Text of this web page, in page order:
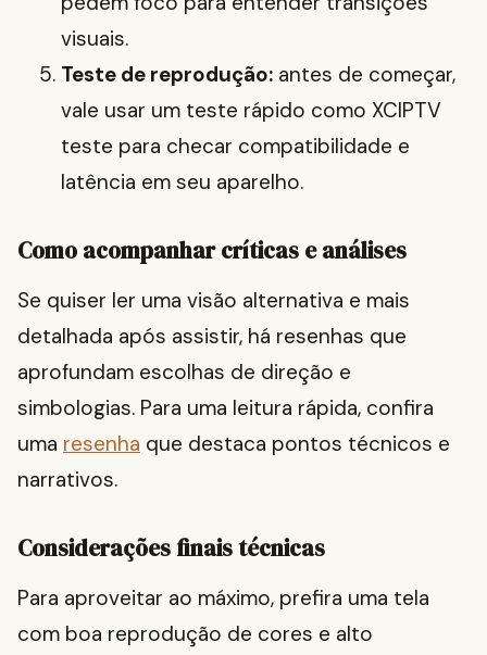
visuais.
Teste de reprodução: antes de começar,
vale usar um teste rápido como XCIPTV
teste para checar compatibilidade e
latência em seu aparelho.
Como acompanhar críticas e análises
Se quiser ler uma visão alternativa e mais
detalhada após assistir, há resenhas que
aprofundam escolhas de direção e
simbologias. Para uma leitura rápida, confira
uma resenha que destaca pontos técnicos e
narrativos.
Considerações finais técnicas
Para aproveitar ao máximo, prefira uma tela
com boa reprodução de cores e alto